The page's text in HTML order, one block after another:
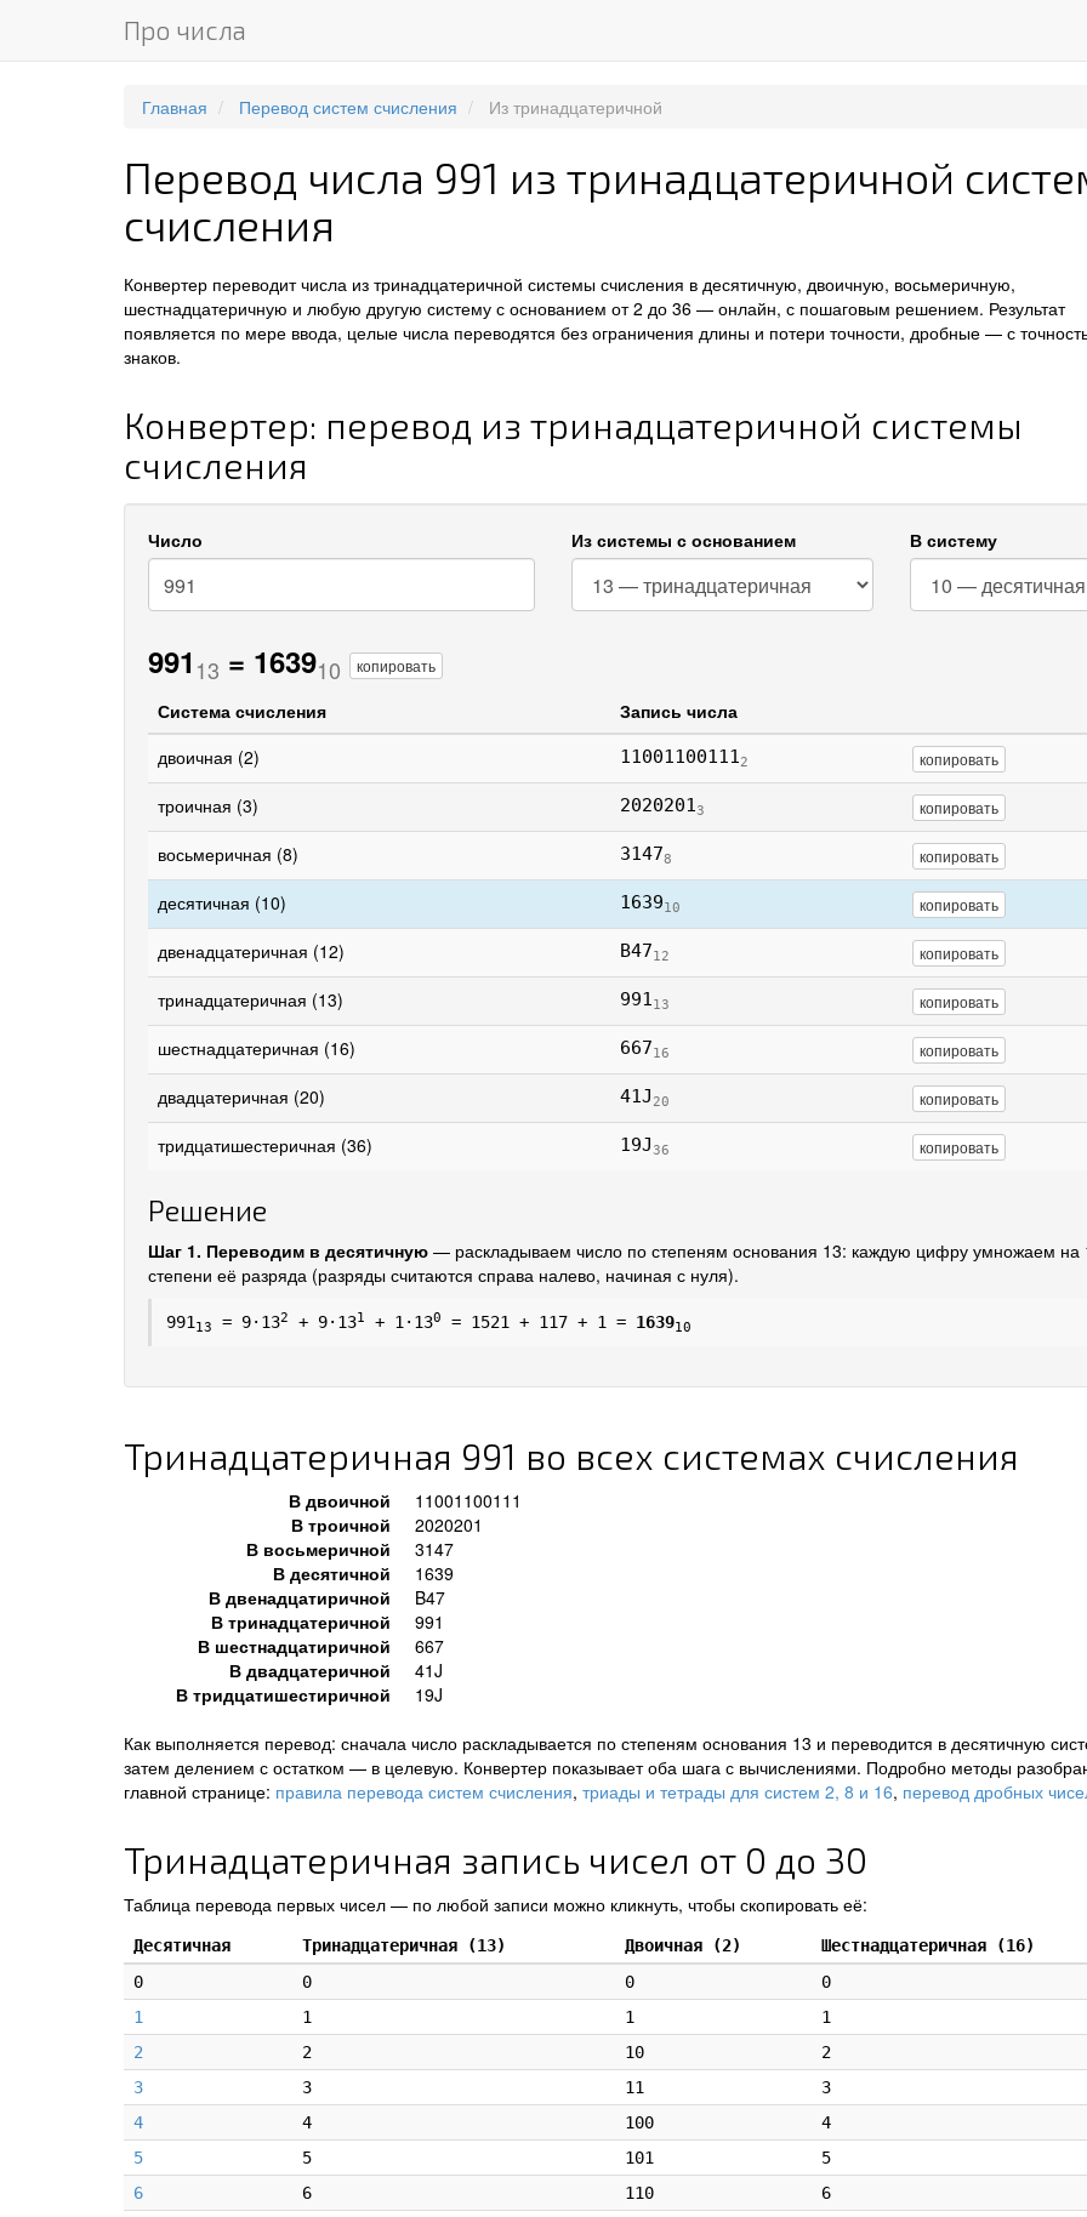
Про числа
Главная Перевод систем счисления Из тринадцатеричной
Перевод числа 991 из тринадцатеричной
счисления
Конвертер переводит числа из тринадцатеричной системы счисления в десятичную, двоичную, восьмеричную,
шестнадцатеричную и любую другую систему с основанием от 2 до 36 — онлайн, с пошаговым решением. Результат
появляется по мере ввода, целые числа переводятся без ограничения длины и потери точности, дробные — с
знаков.
Конвертер: перевод из тринадцатеричной системы
счисления
Число Из системы с основанием В систему
991 13 = 163910 копировать
Система счисления
Запись числа
двоичная (2)
110011001112 копировать
троичная (3) 20202013 копировать
восьмеричная (8) 31478 копировать
десятичная (10) 163910 копировать
двенадцатеричная (12) B4712 копировать
тринадцатеричная (13) 99113 копировать
шестнадцатеричная (16) 66716 копировать
двадцатеричная (20) 41J20 копировать
тридцатишестеричная (36) 19J36 копировать
Решение
Шаг 1. Переводим в десятичную — раскладываем число по степеням основания 13: каждую цифру умножаем на
степени её разряда (разряды считаются справа налево, начиная с нуля).
991 13 = 9·132 + 9·131 + 1·130 = 1521 + 117 + 1 = 163910
Тринадцатеричная 991 во всех системах счисления
В двоичной
11001100111
В троичной
2020201
В восьмеричной
3147
В десятичной
1639
В двенадцатиричной
B47
В тринадцатеричной
991
В шестнадцатиричной
667
В двадцатеричной
41J
В тридцатишестиричной
19J
Как выполняется перевод: сначала число раскладывается по степеням основания 13 и переводится в десятичную
затем делением с остатком — в целевую. Конвертер показывает оба шага с вычислениями. Подробно методы
главной странице: правила перевода систем счисления, триады и тетрады для систем 2, 8 и 16, перевод дробных
Тринадцатеричная запись чисел от 0 до 30
Таблица перевода первых чисел — по любой записи можно кликнуть, чтобы скопировать её:
Десятичная Тринадцатеричная (13) Двоичная (2)
Шестнадцатеричная (16)
0
0 0
0
1
1 1
1
2
2 10
2
3
3 11
3
4
4 100
4
5
5 101
5
6
6 110
6